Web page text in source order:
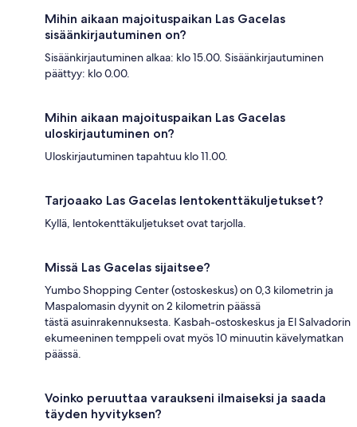
Mihin aikaan majoituspaikan Las Gacelas
sisäänkirjautuminen on?
Sisäänkirjautuminen alkaa: klo 15.00. Sisäänkirjautuminen
päättyy: klo 0.00.
Mihin aikaan majoituspaikan Las Gacelas
uloskirjautuminen on?
Uloskirjautuminen tapahtuu klo 11.00.
Tarjoaako Las Gacelas lentokenttäkuljetukset?
Kyllä, lentokenttäkuljetukset ovat tarjolla.
Missä Las Gacelas sijaitsee?
Yumbo Shopping Center (ostoskeskus) on 0,3 kilometrin ja
Maspalomasin dyynit on 2 kilometrin päässä
tästä asuinrakennuksesta. Kasbah-ostoskeskus ja El Salvadorin
ekumeeninen temppeli ovat myös 10 minuutin kävelymatkan
päässä.
Voinko peruuttaa varaukseni ilmaiseksi ja saada
täyden hyvityksen?